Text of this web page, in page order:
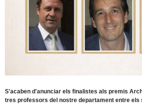
S'acaben d'anunciar els finalistes als premis
tres professors del nostre departament entre els